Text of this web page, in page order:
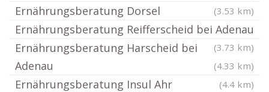
Ernährungsberatung Dorsel (3.53 km)
Ernährungsberatung Reifferscheid bei Adenau
(3.73 km)
Ernährungsberatung Harscheid bei
Adenau
(4.33 km)
Ernährungsberatung Insul Ahr (4.4 km)